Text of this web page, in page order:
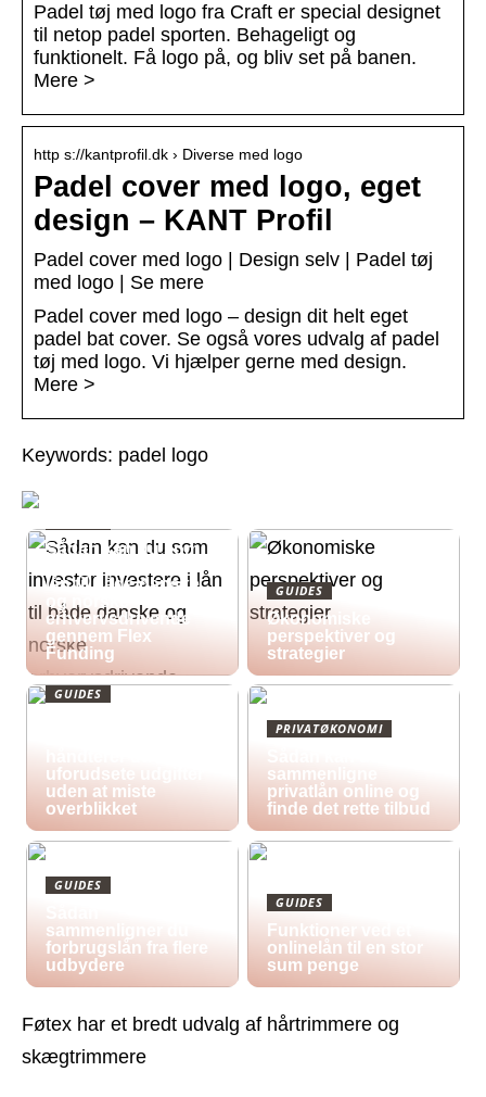
Padel tøj med logo fra Craft er special designet
til netop padel sporten. Behageligt og
funktionelt. Få logo på, og bliv set på banen.
Mere >
http s://kantprofil.dk › Diverse med logo
Padel cover med logo, eget
design – KANT Profil
Padel cover med logo | Design selv | Padel tøj
med logo | Se mere
Padel cover med logo – design dit helt eget
padel bat cover. Se også vores udvalg af padel
tøj med logo. Vi hjælper gerne med design.
Mere >
Keywords: padel logo
Sådan kan du som
lån til både danske
og norske
erhvervsdrivende
gennem Flex
Funding
GUIDES
Økonomiske
perspektiver og
strategier
GUIDES
uforudsete udgifter
uden at miste
overblikket
PRIVATØKONOMI
sammenligne
privatlån online og
finde det rette tilbud
GUIDES
sammenligner du
forbrugslån fra flere
udbydere
GUIDES
Funktioner ved et
onlinelån til en stor
sum penge
Føtex har et bredt udvalg af hårtrimmere og
skægtrimmere